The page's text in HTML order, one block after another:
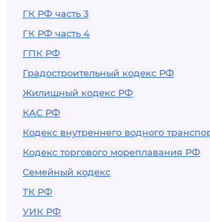
ГК РФ часть 3
ГК РФ часть 4
ГПК РФ
Градостроительный кодекс РФ
Жилищный кодекс РФ
КАС РФ
Кодекс внутреннего водного
Кодекс торгового мореплавания РФ
Семейный кодекс
ТК РФ
УИК РФ